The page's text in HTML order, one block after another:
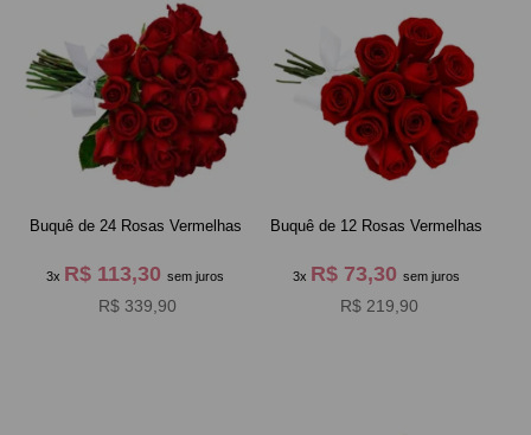
Buquê de 24 Rosas Vermelhas
3x R$ 113,30sem juros
R$ 339,90
Buquê de 12 Rosas Vermelhas
3x R$ 73,30sem juros
R$ 219,90